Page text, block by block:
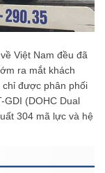
Việt Nam đều đã
ra mắt khách
chỉ được phân phối
GDI (DOHC Dual
304 mã lực và hệ